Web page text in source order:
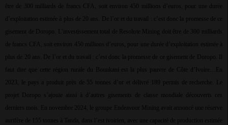
être de 300 milliards de francs CFA, soit environ 450 millions d’euros, pour une durée
d’exploitation estimée à plus de 20 ans. De l’or et du travail : c’est donc la promesse de ce
gisement de Doropo. L’investissement total de Resolute Mining doit être de 300 milliards
de francs CFA, soit environ 450 millions d’euros, pour une durée d’exploitation estimée à
plus de 20 ans. De l’or et du travail : c’est donc la promesse de ce gisement de Doropo. Il
faut dire que cette région rurale du Bounkani est la plus pauvre de Côte d’Ivoire…En
2023, le pays a produit près de 55 tonnes d’or et délivré 189 permis de recherche. Le
projet Doropo s’ajoute ainsi à d’autres gisements de classe mondiale découverts ces
derniers mois. En novembre 2024, le groupe Endeavour Mining avait annoncé une réserve
aurifère de 155 tonnes à Tanda, dans l’est ivoirien, avec une capacité de production estimée